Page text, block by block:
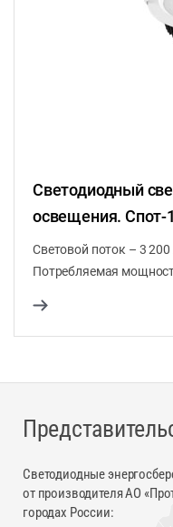
Светодиодный
освещения. Спот-1
Световой поток – 3
Потребляемая
Светодиодные
от производителя АО
городах России: